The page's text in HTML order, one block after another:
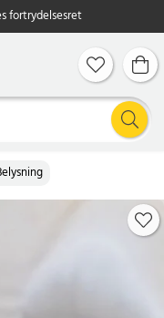
fortrydelsesret